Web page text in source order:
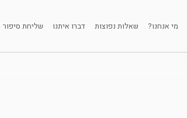
מי אנחנו? שאלות נפוצות דברו איתנו שליחת סיפור